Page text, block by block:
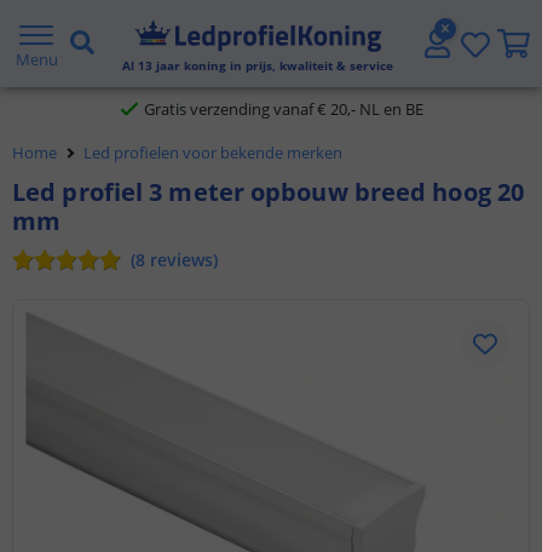
Menu Al 13 jaar koning in prijs, kwaliteit & service
2 jaar garantie
Gratis verzending vanaf € 20,- NL en BE
Klantbeoordeling 9.1
Voor 23:45 uur besteld,
Home Led profielen voor bekende merken
Led profiel 3 meter opbouw breed hoog 20
mm
(8 reviews)